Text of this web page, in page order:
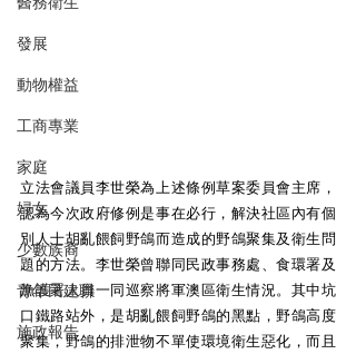
發展
動物權益
工商專業
家庭
婦女
少數族裔
青年民建聯
施政報告
立法會議員李世榮為上述條例草案委員會主席，
認為今次政府修例是事在必行，解決社區內有個
別人士胡亂餵飼野鴿而造成的野鴿聚集及衛生問
題的方法。李世榮曾聯同民政事務處、食環署及
漁護署人員一同巡察將軍澳區衛生情況。其中坑
口鐵路站外，是胡亂餵飼野鴿的黑點，野鴿高度
聚集，野鴿的排泄物不單使環境衛生惡化，而且